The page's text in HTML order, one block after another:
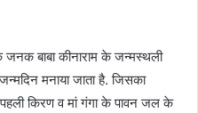
जनक बाबा कीनाराम के जन्मस्थली
मनाया जाता है. जिसका
किरण व मां गंगा के पावन जल के